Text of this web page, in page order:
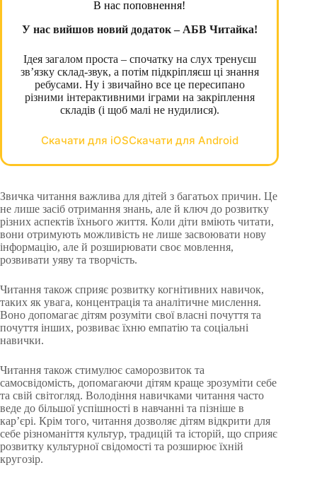
В нас поповнення!
У нас вийшов новий додаток – АБВ Читайка!
Ідея загалом проста – спочатку на слух тренуєш
зв’язку склад-звук, а потім підкріпляєш ці знання
ребусами. Ну і звичайно все це пересипано
різними інтерактивними іграми на закріплення
складів (і щоб малі не нудилися).
Скачати для iOSСкачати для Android
Звичка читання важлива для дітей з багатьох причин. Це
не лише засіб отримання знань, але й ключ до розвитку
різних аспектів їхнього життя. Коли діти вміють читати,
вони отримують можливість не лише засвоювати нову
інформацію, але й розширювати своє мовлення,
розвивати уяву та творчість.
Читання також сприяє розвитку когнітивних навичок,
таких як увага, концентрація та аналітичне мислення.
Воно допомагає дітям розуміти свої власні почуття та
почуття інших, розвиває їхню емпатію та соціальні
навички.
Читання також стимулює саморозвиток та
самосвідомість, допомагаючи дітям краще зрозуміти себе
та свій світогляд. Володіння навичками читання часто
веде до більшої успішності в навчанні та пізніше в
кар’єрі. Крім того, читання дозволяє дітям відкрити для
себе різноманіття культур, традицій та історій, що сприяє
розвитку культурної свідомості та розширює їхній
кругозір.